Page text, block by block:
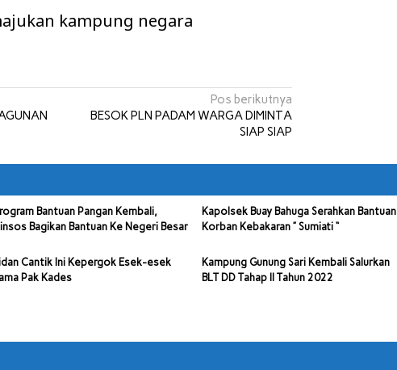
kampung negara
Pos berikutnya
BESOK PLN PADAM WARGA DIMINTA
SIAP SIAP
Bantuan Pangan Kembali,
Bagikan Bantuan Ke Negeri Besar
Kapolsek Buay Bahuga Serahkan Bantuan
Korban Kebakaran ” Sumiati “
Cantik Ini Kepergok Esek-esek
Pak Kades
Kampung Gunung Sari Kembali Salurkan
BLT DD Tahap II Tahun 2022